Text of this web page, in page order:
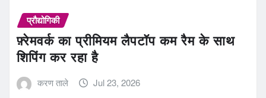
प्रौद्योगिकी
फ़्रेमवर्क का प्रीमियम लैपटॉप कम रैम के साथ
शिपिंग कर रहा है
करण ताले Jul 23, 2026